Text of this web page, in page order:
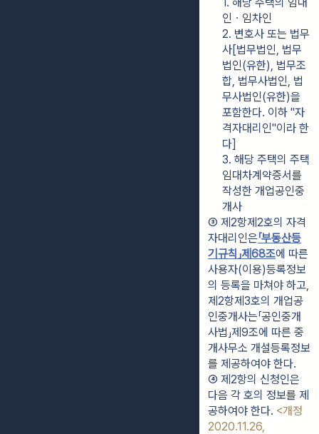
인ㆍ임차인
2. 변호사 또는 법무
사[법무법인, 법무
법인(유한), 법무조
합, 법무사법인, 법
무사법인(유한)을
포함한다. 이하 "자
격자대리인"이라 한
다]
3. 해당 주택의 주택
임대차계약증서를
작성한 개업공인중
개사
③ 제2항제2호의 자격
자대리인은「부동산등
기규칙」제68조에 따른
사용자(이용)등록정보
의 등록을 마쳐야 하고,
제2항제3호의 개업공
인중개사는「공인중개
사법」제9조에 따른 중
개사무소 개설등록정보
를 제공하여야 한다.
④ 제2항의 신청인은
다음 각 호의 정보를 제
공하여야 한다. <개정
2020.11.26,